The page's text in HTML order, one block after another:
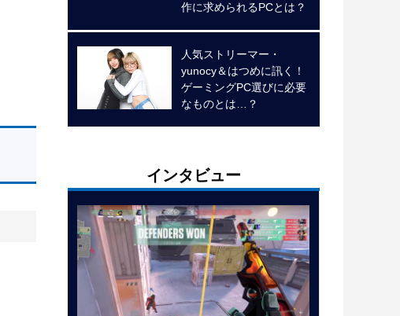
作に求められるPCとは？
人気ストリーマー・
yunocy＆はつめに訊く！
ゲーミングPC選びに必要
なものとは…？
インタビュー